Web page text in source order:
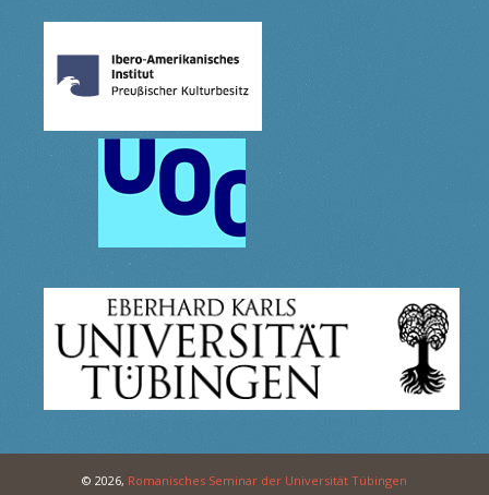
© 2026, Romanisches Seminar der Universität Tübingen